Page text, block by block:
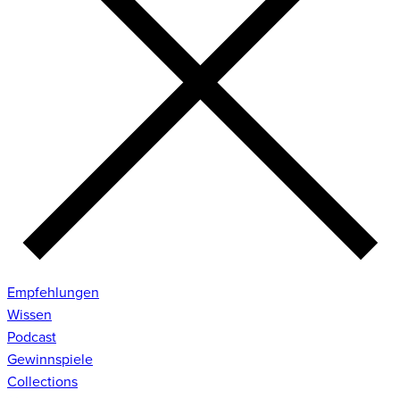
Empfehlungen
Wissen
Podcast
Gewinnspiele
Collections